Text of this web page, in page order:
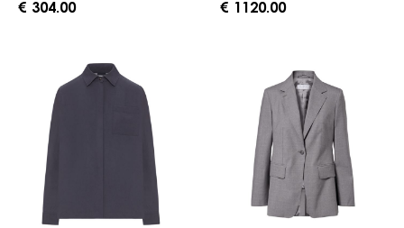
€ 304.00 € 1120.00